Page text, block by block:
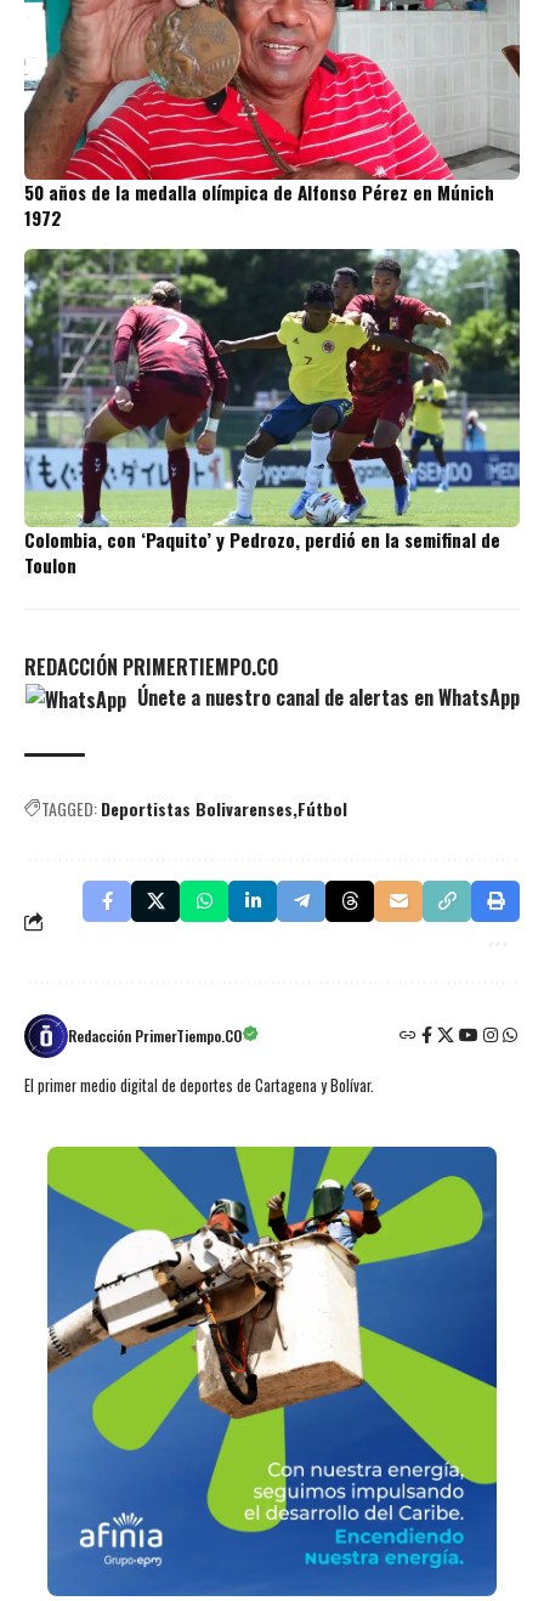
50 años de la medalla olímpica de Alfonso Pérez en Múnich
1972
Colombia, con ‘Paquito’ y Pedrozo, perdió en la semifinal de
Toulon
REDACCIÓN PRIMERTIEMPO.CO
Únete a nuestro canal de alertas en WhatsApp
TAGGED:Deportistas Bolivarenses Fútbol
Redacción PrimerTiempo.CO
El primer medio digital de deportes de Cartagena y Bolívar.